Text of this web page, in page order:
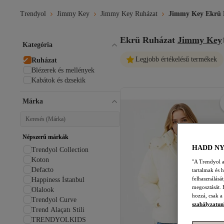
Trendyol Jimmy Key Jimmy Key Ruházat Jimmy Key Ekrü
Ekrü Ruházat Jimmy Key
Legjobb értékelésű termékek
Kategória
Ruházat
Blézerek és mellények
Kabátok és dzsekik
Márka
Népszerű márkák
Trendyol Collection
Koton
Defacto
Happiness İstanbul
Olalook
Trendyol Curve
Trend Alaçatı Stili
TRENDYOLKIDS
HADD
"A Trendyol
tartalmak és
hozzá, csak